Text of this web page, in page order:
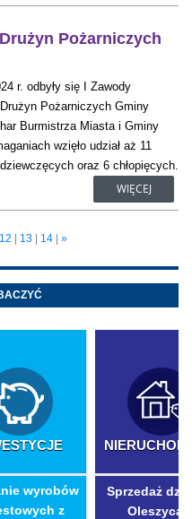
Pożarniczych
r. odbyły się I Zawody
Pożarniczych Gminy
Burmistrza Miasta i Gminy
wzięło udział aż 11
oraz 6 chłopięcych.
WIĘCEJ
12 13| 14| »
wyrobów
z
Sprzedaż